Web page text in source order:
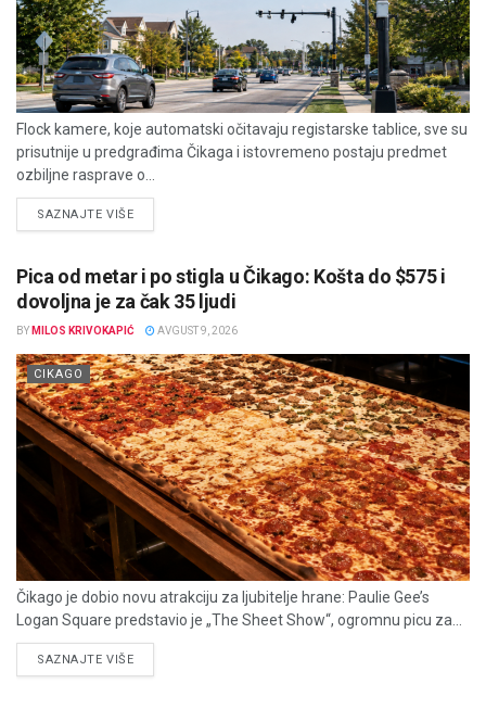
Flock kamere, koje automatski očitavaju registarske tablice, sve su
prisutnije u predgrađima Čikaga i istovremeno postaju predmet
ozbiljne rasprave o...
SAZNAJTE VIŠEDETAILS
Pica od metar i po stigla u Čikago: Košta do $575 i
dovoljna je za čak 35 ljudi
BY MILOS KRIVOKAPIĆ AVGUST 9, 2026
CIKAGO
Čikago je dobio novu atrakciju za ljubitelje hrane: Paulie Gee’s
Logan Square predstavio je „The Sheet Show“, ogromnu picu za...
SAZNAJTE VIŠEDETAILS